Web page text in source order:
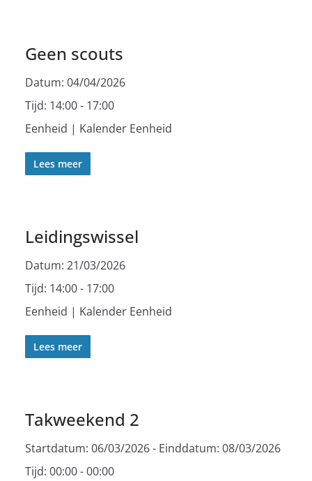
Geen scouts
Datum: 04/04/2026
Tijd: 14:00 - 17:00
Eenheid | Kalender Eenheid
Lees meer
Leidingswissel
Datum: 21/03/2026
Tijd: 14:00 - 17:00
Eenheid | Kalender Eenheid
Lees meer
Takweekend 2
Startdatum: 06/03/2026- Einddatum: 08/03/2026
Tijd: 00:00 - 00:00